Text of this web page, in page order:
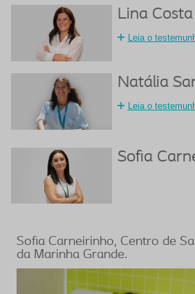
Lina Costa
Leia o
Natália
Leia o
Sofia
Sofia Carneirinho, Centro de
da Marinha Grande.